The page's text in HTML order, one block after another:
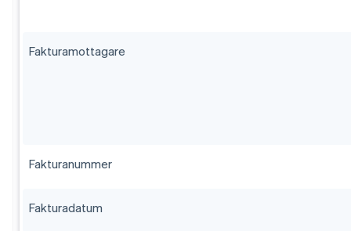
Fakturamottagare
Fakturanummer
Fakturadatum